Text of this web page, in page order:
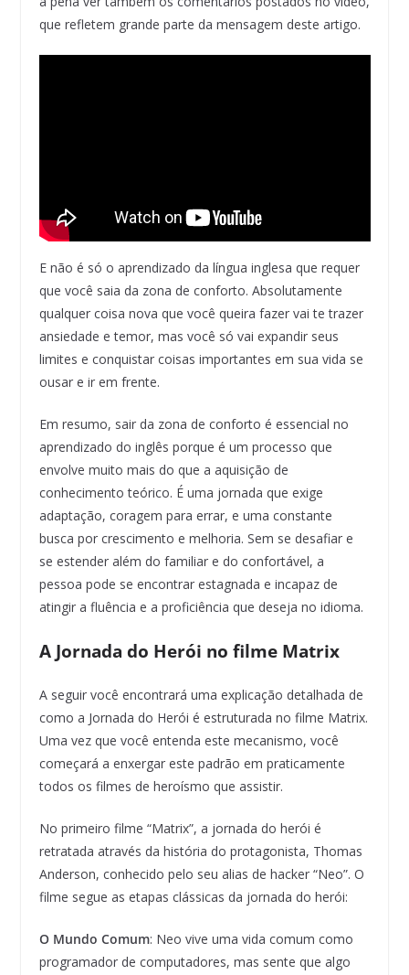
que refletem grande parte da mensagem deste artigo.
E não é só o aprendizado da língua inglesa que requer
que você saia da zona de conforto. Absolutamente
qualquer coisa nova que você queira fazer vai te trazer
ansiedade e temor, mas você só vai expandir seus
limites e conquistar coisas importantes em sua vida se
ousar e ir em frente.
Em resumo, sair da zona de conforto é essencial no
aprendizado do inglês porque é um processo que
envolve muito mais do que a aquisição de
conhecimento teórico. É uma jornada que exige
adaptação, coragem para errar, e uma constante
busca por crescimento e melhoria. Sem se desafiar e
se estender além do familiar e do confortável, a
pessoa pode se encontrar estagnada e incapaz de
atingir a fluência e a proficiência que deseja no idioma.
A Jornada do Herói no filme Matrix
A seguir você encontrará uma explicação detalhada de
como a Jornada do Herói é estruturada no filme Matrix.
Uma vez que você entenda este mecanismo, você
começará a enxergar este padrão em praticamente
todos os filmes de heroísmo que assistir.
No primeiro filme “Matrix”, a jornada do herói é
retratada através da história do protagonista, Thomas
Anderson, conhecido pelo seu alias de hacker “Neo”. O
filme segue as etapas clássicas da jornada do herói:
O Mundo Comum: Neo vive uma vida comum como
programador de computadores, mas sente que algo